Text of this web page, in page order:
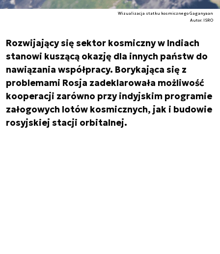
Wizualizacja statku kosmicznego Gaganyaan
Autor. ISRO
Rozwijający się sektor kosmiczny w Indiach
stanowi kuszącą okazję dla innych państw do
nawiązania współpracy. Borykająca się z
problemami Rosja zadeklarowała możliwość
kooperacji zarówno przy indyjskim programie
załogowych lotów kosmicznych, jak i budowie
rosyjskiej stacji orbitalnej.